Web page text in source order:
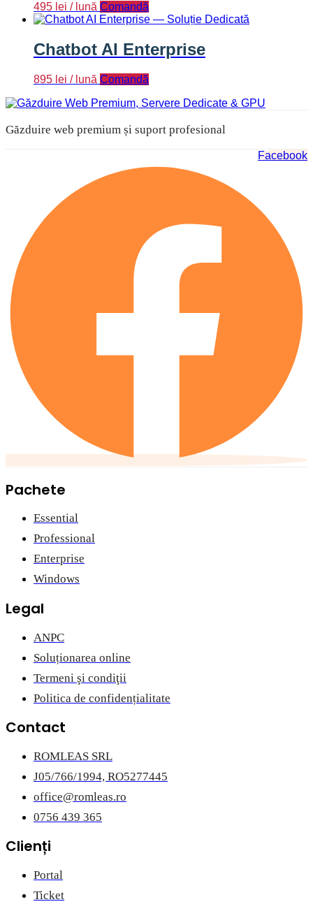
495 lei / lună Comandă
Chatbot AI Enterprise
895 lei / lună Comandă
Găzduire web premium și suport profesional
Facebook
Pachete
Essential
Professional
Enterprise
Windows
Legal
ANPC
Soluționarea online
Termeni şi condiţii
Politica de confidențialitate
Contact
ROMLEAS SRL
J05/766/1994, RO5277445
office@romleas.ro
0756 439 365
Clienți
Portal
Ticket